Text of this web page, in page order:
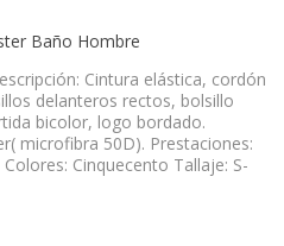
Baño Hombre
Cintura elástica, cordón
delanteros rectos, bolsillo
bicolor, logo bordado.
microfibra 50D). Prestaciones:
Cinquecento Tallaje: S-